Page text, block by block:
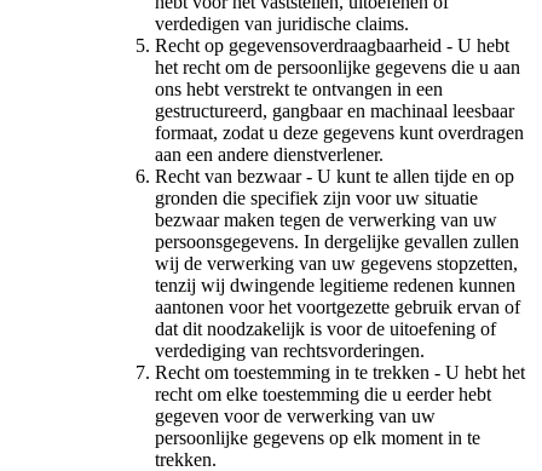
verdedigen van juridische claims.
Recht op gegevensoverdraagbaarheid - U hebt
het recht om de persoonlijke gegevens die u aan
ons hebt verstrekt te ontvangen in een
gestructureerd, gangbaar en machinaal leesbaar
formaat, zodat u deze gegevens kunt overdragen
aan een andere dienstverlener.
Recht van bezwaar - U kunt te allen tijde en op
gronden die specifiek zijn voor uw situatie
bezwaar maken tegen de verwerking van uw
persoonsgegevens. In dergelijke gevallen zullen
wij de verwerking van uw gegevens stopzetten,
tenzij wij dwingende legitieme redenen kunnen
aantonen voor het voortgezette gebruik ervan of
dat dit noodzakelijk is voor de uitoefening of
verdediging van rechtsvorderingen.
Recht om toestemming in te trekken - U hebt het
recht om elke toestemming die u eerder hebt
gegeven voor de verwerking van uw
persoonlijke gegevens op elk moment in te
trekken.